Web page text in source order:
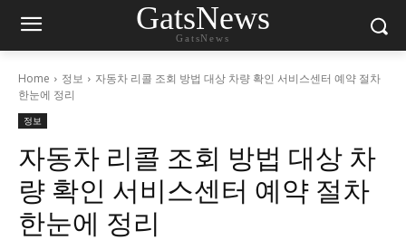
GatsNews
GatsNews
Home 정보
자동차 리콜 조회 방법 대상 차량 확인 서비스센터 예약 절차
한눈에 정리
정보
자동차 리콜 조회 방법 대상 차
량 확인 서비스센터 예약 절차
한눈에 정리